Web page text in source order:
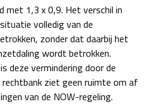
met 1,3 x 0,9. Het verschil in
volledig van de
zonder dat daarbij het
wordt betrokken.
deze vermindering door de
ziet geen ruimte om af
van de NOW-regeling.